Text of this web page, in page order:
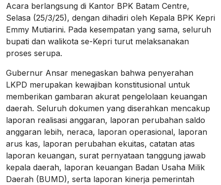
Acara berlangsung di Kantor BPK Batam Centre,
Selasa (25/3/25), dengan dihadiri oleh Kepala BPK Kepri
Emmy Mutiarini. Pada kesempatan yang sama, seluruh
bupati dan walikota se-Kepri turut melaksanakan
proses serupa.
Gubernur Ansar menegaskan bahwa penyerahan
LKPD merupakan kewajiban konstitusional untuk
memberikan gambaran akurat pengelolaan keuangan
daerah. Seluruh dokumen yang diserahkan mencakup
laporan realisasi anggaran, laporan perubahan saldo
anggaran lebih, neraca, laporan operasional, laporan
arus kas, laporan perubahan ekuitas, catatan atas
laporan keuangan, surat pernyataan tanggung jawab
kepala daerah, laporan keuangan Badan Usaha Milik
Daerah (BUMD), serta laporan kinerja pemerintah